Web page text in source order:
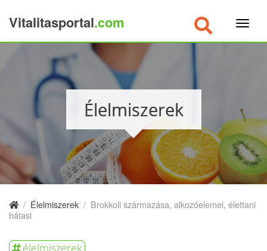
Vitalitasportal.com
Élelmiszerek
/ Élelmiszerek / Brokkoli származása, alkozóelemei, élettani
hátasi
élelmiszerek
×